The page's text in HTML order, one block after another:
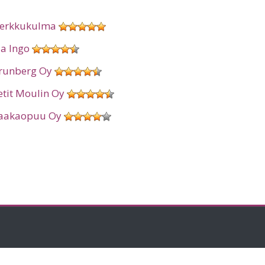
Ingo
Oy
Moulin Oy
Oy